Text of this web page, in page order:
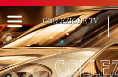
Skip
to
content
COLLEZIONE TV